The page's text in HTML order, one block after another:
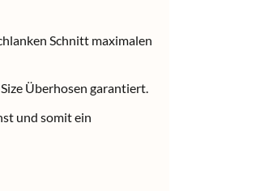
Schnitt maximalen
Überhosen garantiert.
und somit ein